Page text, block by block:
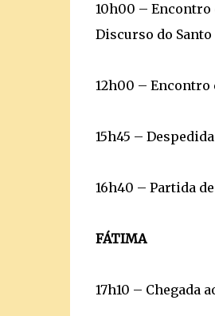
10h00 – Encontro
Discurso do Santo
12h00 –
15h45 –
16h40 – Partida
FÁTIMA
17h10 – Chegada